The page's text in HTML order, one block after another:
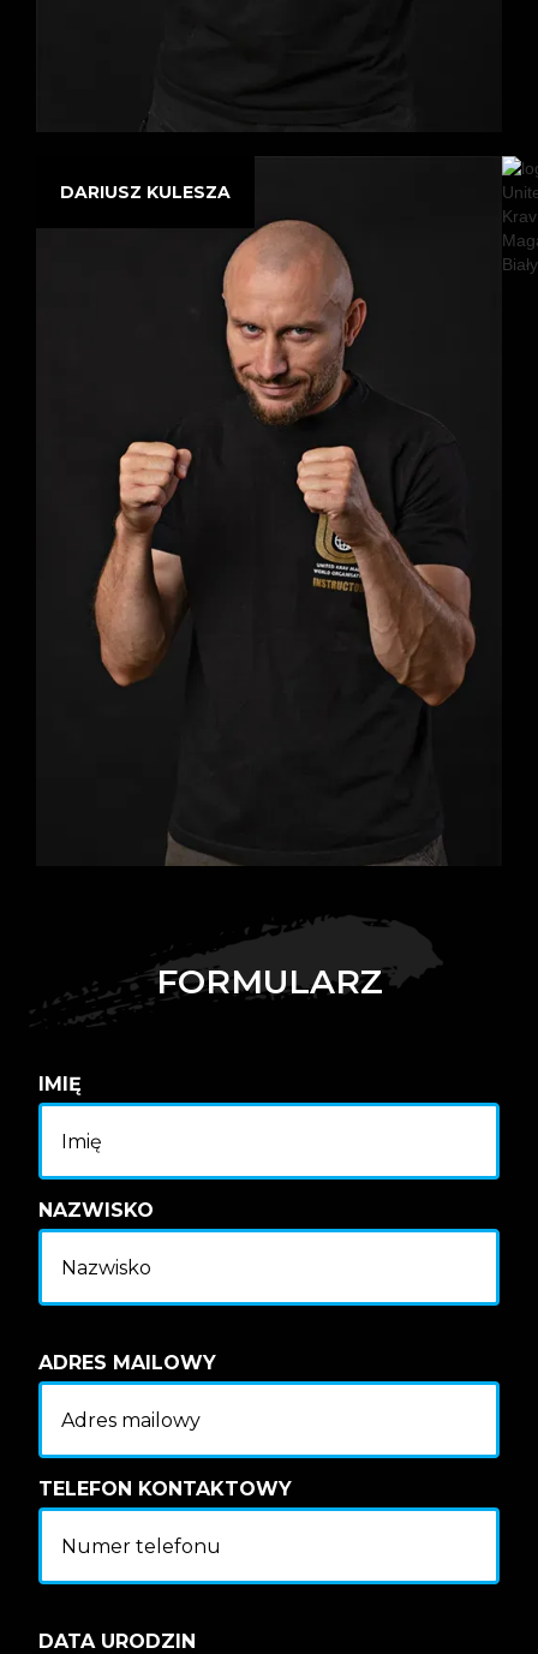
DARIUSZ KULESZA
FORMULARZ
IMIĘ
NAZWISKO
ADRES MAILOWY
TELEFON KONTAKTOWY
DATA URODZIN